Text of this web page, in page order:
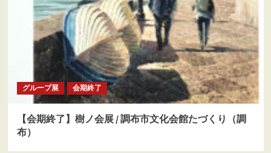
グループ展 会期終了
【会期終了】樹ノ会展 / 調布市文化会館たづくり（調
布）